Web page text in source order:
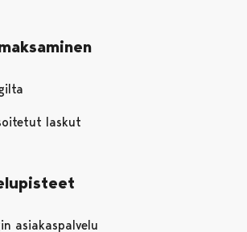
laskut
asiakaspalvelu